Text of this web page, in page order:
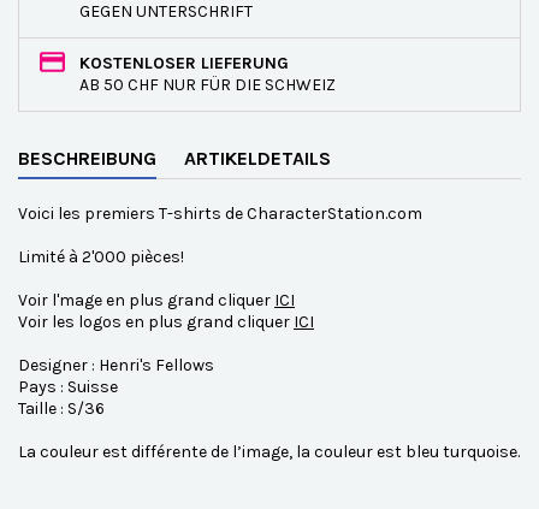
GEGEN UNTERSCHRIFT
KOSTENLOSER LIEFERUNG
AB 50 CHF NUR FÜR DIE SCHWEIZ
BESCHREIBUNG ARTIKELDETAILS
Voici les premiers T-shirts de CharacterStation.com
Limité à 2'000 pièces!
Voir l'mage en plus grand cliquer ICI
Voir les logos en plus grand cliquer ICI
Designer : Henri's Fellows
Pays : Suisse
Taille : S/36
La couleur est différente de l’image, la couleur est bleu turquoise.